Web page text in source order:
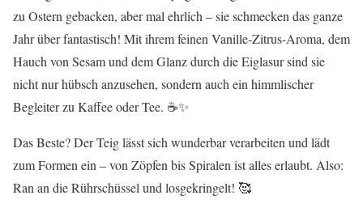
zu Ostern gebacken, aber mal ehrlich – sie schmecken das ganze
Jahr über fantastisch! Mit ihrem feinen Vanille-Zitrus-Aroma, dem
Hauch von Sesam und dem Glanz durch die Eiglasur sind sie
nicht nur hübsch anzusehen, sondern auch ein himmlischer
Begleiter zu Kaffee oder Tee. ☕✨
Das Beste? Der Teig lässt sich wunderbar verarbeiten und lädt
zum Formen ein – von Zöpfen bis Spiralen ist alles erlaubt. Also:
Ran an die Rührschüssel und losgekringelt! 🥰